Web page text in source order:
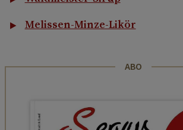
Melissen-Minze-Likör
ABO